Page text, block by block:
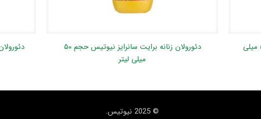
دئورولان زنانه گرین تاچ نیوتیس حجم ۵۰ میلی
دئورولان زنانه برایت سانرایز نیوتیس حجم ۵۰
میلی لیتر
© 2025 نیوتیس.